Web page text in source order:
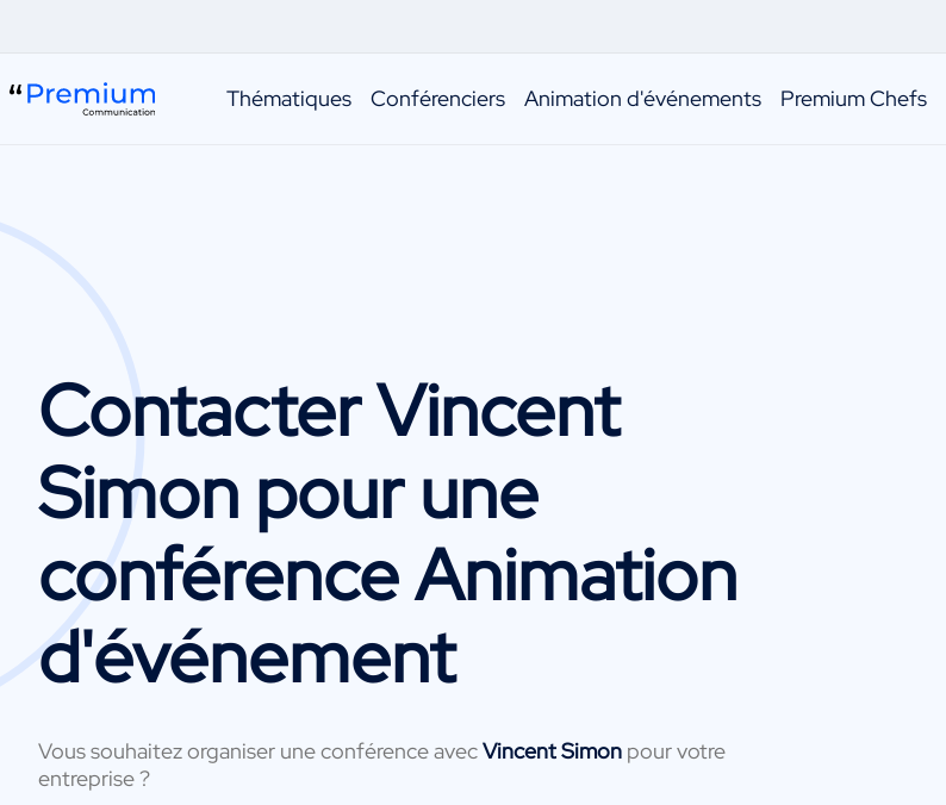
Thématiques Conférenciers Animation d'événements Premium Chefs
ContacterVincent
Simon pour une
conférence Animation
d'événement
Vous souhaitez organiser une conférence avecVincent Simon pour votre
entreprise ?